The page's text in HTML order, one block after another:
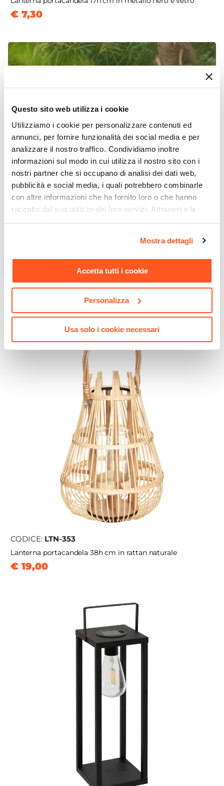
Questo sito web utilizza i cookie
Utilizziamo i cookie per personalizzare contenuti ed
annunci, per fornire funzionalità dei social media e per
analizzare il nostro traffico. Condividiamo inoltre
informazioni sul modo in cui utilizza il nostro sito con i
nostri partner che si occupano di analisi dei dati web,
pubblicità e social media, i quali potrebbero combinarle
con altre informazioni che ha fornito loro o che hanno
raccolto dal suo utilizzo dei loro servizi. Attraverso la
sezione "Mostra dettagli" è possibile gestire le proprie
momento. Per maggiori informazioni si invita a leggere la
nostraCookie Policy.
Mostra dettagli
Accetta tutti i cookie
Personalizza
Usa solo i cookie necessari
€ 7,30
Lanterna da giardino 73 h cm in bambù e vetro
€ 45,99
CODICE: LTN-353
Lanterna portacandela 38h cm in rattan naturale
€ 19,00